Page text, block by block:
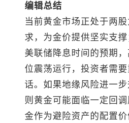
编辑总结
当前黄金市场正处于两
求，为金价提供坚实支
美联储降息时间的预期
位震荡运行，投资者需
话。如果地缘风险进一
则黄金可能面临一定回
金作为避险资产的配置价